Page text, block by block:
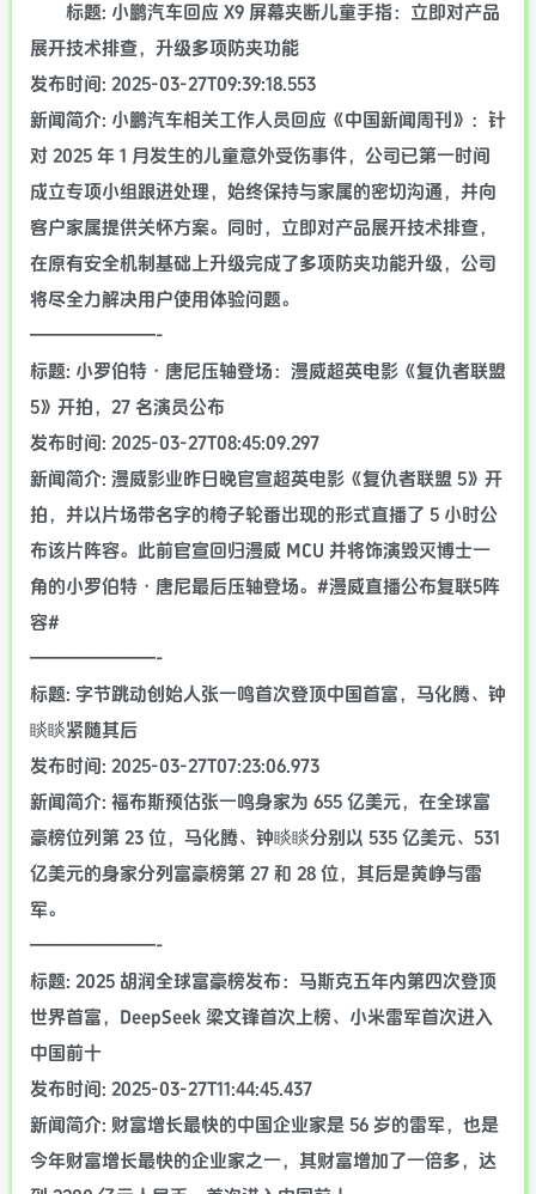
标题: 小鹏汽车回应 X9 屏幕夹断儿童手指：立即对产品
展开技术排查，升级多项防夹功能
发布时间: 2025-03-27T09:39:18.553
新闻简介: 小鹏汽车相关工作人员回应《中国新闻周刊》：针
对 2025 年 1 月发生的儿童意外受伤事件，公司已第一时间
成立专项小组跟进处理，始终保持与家属的密切沟通，并向
客户家属提供关怀方案。同时，立即对产品展开技术排查，
在原有安全机制基础上升级完成了多项防夹功能升级，公司
将尽全力解决用户使用体验问题。
———————-
标题: 小罗伯特・唐尼压轴登场：漫威超英电影《复仇者联盟
5》开拍，27 名演员公布
发布时间: 2025-03-27T08:45:09.297
新闻简介: 漫威影业昨日晚官宣超英电影《复仇者联盟 5》开
拍，并以片场带名字的椅子轮番出现的形式直播了 5 小时公
布该片阵容。此前官宣回归漫威 MCU 并将饰演毁灭博士一
角的小罗伯特・唐尼最后压轴登场。#漫威直播公布复联5阵
容#
———————-
标题: 字节跳动创始人张一鸣首次登顶中国首富，马化腾、钟
睒睒紧随其后
发布时间: 2025-03-27T07:23:06.973
新闻简介: 福布斯预估张一鸣身家为 655 亿美元，在全球富
豪榜位列第 23 位，马化腾、钟睒睒分别以 535 亿美元、531
亿美元的身家分列富豪榜第 27 和 28 位，其后是黄峥与雷
军。
———————-
标题: 2025 胡润全球富豪榜发布：马斯克五年内第四次登顶
世界首富，DeepSeek 梁文锋首次上榜、小米雷军首次进入
中国前十
发布时间: 2025-03-27T11:44:45.437
新闻简介: 财富增长最快的中国企业家是 56 岁的雷军，也是
今年财富增长最快的企业家之一，其财富增加了一倍多，达